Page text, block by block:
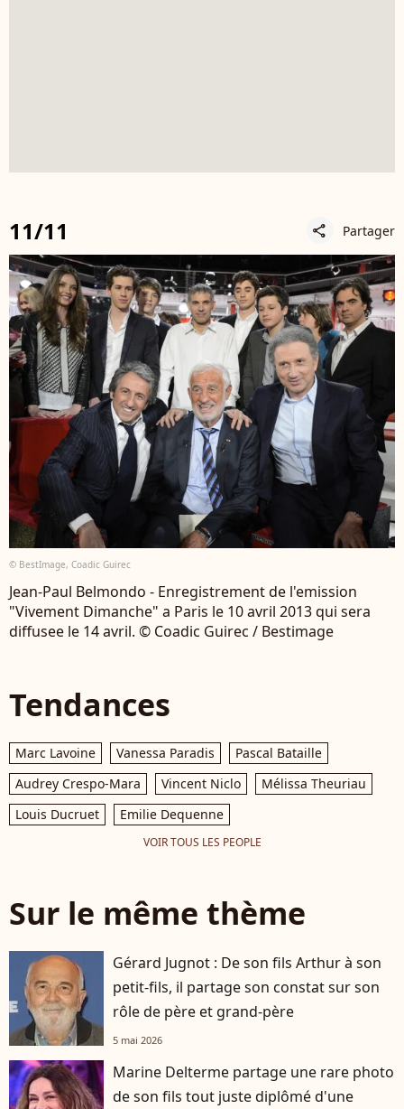
11/11 share Partager
© BestImage, Coadic Guirec
Jean-Paul Belmondo - Enregistrement de l'emission
"Vivement Dimanche" a Paris le 10 avril 2013 qui sera
diffusee le 14 avril. © Coadic Guirec / Bestimage
Tendances
Marc Lavoine Vanessa Paradis
Pascal Bataille
Audrey Crespo-Mara
Vincent Niclo
Mélissa Theuriau
Louis Ducruet
Emilie Dequenne
VOIR TOUS LES PEOPLE
Sur le même thème
Gérard Jugnot : De son fils Arthur à son
petit-fils, il partage son constat sur son
rôle de père et grand-père
5 mai 2026
Marine Delterme partage une rare photo
de son fils tout juste diplômé d'une